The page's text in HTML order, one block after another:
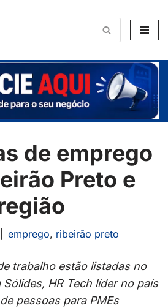
de emprego
Preto e
emprego, ribeirão preto
trabalho estão listadas no
Sólides, HR Tech líder no país
pessoas para PMEs